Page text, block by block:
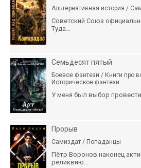
Альтернативная история /
Советский Союз
Туда...
Семьдесят пятый
Боевое фэнтези / Книги про
Историческое фэнтези
У меня был выбор
Прорыв
Самиздат / Попаданцы
Пётр Воронов наконец
реликвию...